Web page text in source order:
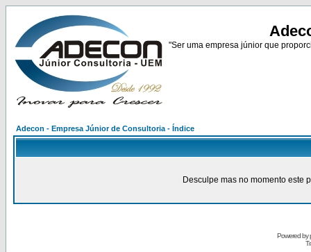
"Ser uma empresa júnior que
Adecon - Empresa Júnior de Consultoria - Índice
Desculpe mas no momento este
Powered by